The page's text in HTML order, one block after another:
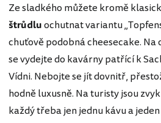
Ze sladkého můžete kromě
štrůdluochutnat variantu
chuťově podobná cheesecake.
se vydejte do kavárny patřící k
Vídni. Nebojte se jít dovnitř,
hodně luxusně. Na turisty jsou
každý třeba jen jednu kávu a